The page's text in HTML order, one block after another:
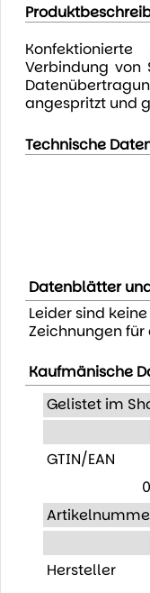
Verbindung von
angespritzt und
Technische
Datenblätter
Leider sind
Zeichnungen für
Kaufmänische
Gelistet im
GTIN/EAN
Hersteller